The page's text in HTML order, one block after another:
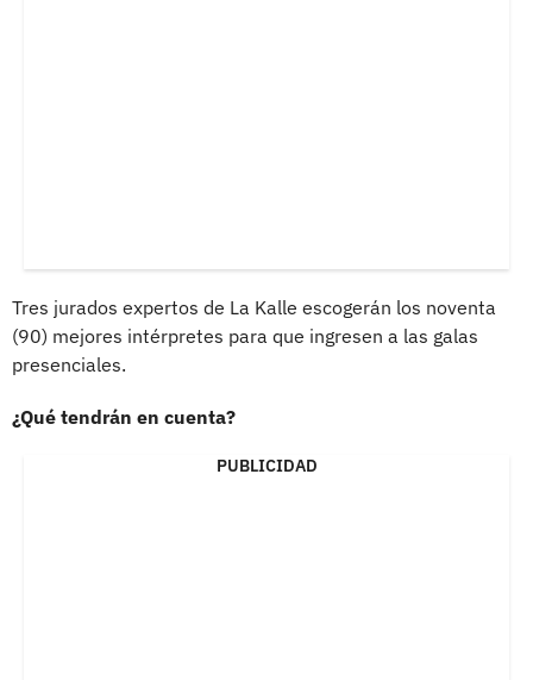
Tres jurados expertos de La Kalle escogerán los noventa
(90) mejores intérpretes para que ingresen a las galas
presenciales.
¿Qué tendrán en cuenta?
PUBLICIDAD